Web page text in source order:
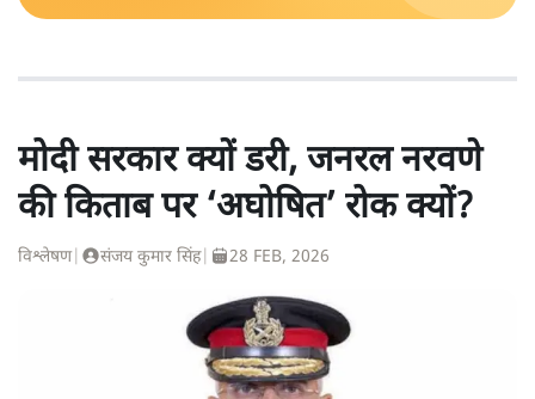
मोदी सरकार क्यों डरी, जनरल नरवणे
की किताब पर ‘अघोषित’ रोक क्यों?
विश्लेषण| संजय कुमार सिंह| 28 FEB, 2026